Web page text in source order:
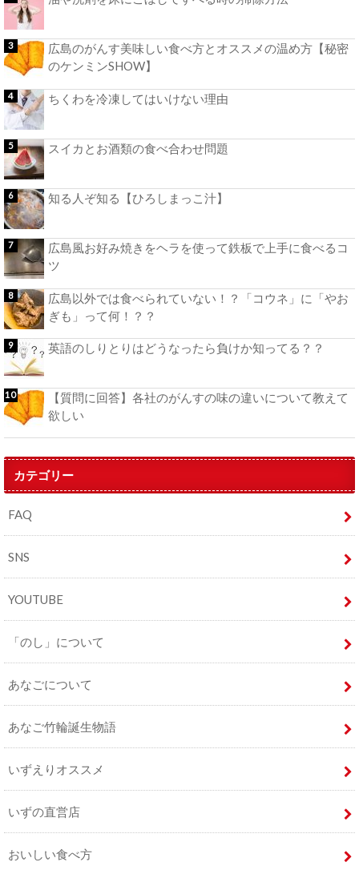
広島のがんす美味しい食べ方とオススメの温め方【秘密
のケンミンSHOW】
ちくわを冷凍してはいけない理由
スイカとお酒類の食べ合わせ問題
知る人ぞ知る【ひろしまっこ汁】
広島風お好み焼きをヘラを使って鉄板で上手に食べるコ
ツ
広島以外では食べられていない！？「コウネ」に「やお
ぎも」って何！？？
英語のしりとりはどうなったら負けか知ってる？？
【質問に回答】各社のがんすの味の違いについて教えて
欲しい
カテゴリー
FAQ
SNS
YOUTUBE
「のし」について
あなごについて
あなご竹輪誕生物語
いずえりオススメ
いずの直営店
おいしい食べ方